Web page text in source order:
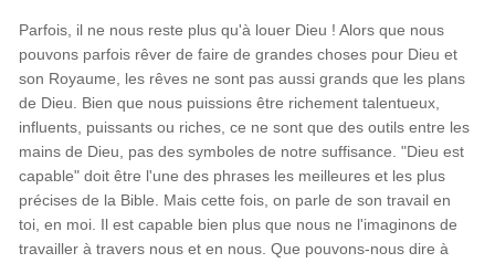
Parfois, il ne nous reste plus qu'à louer Dieu ! Alors que nous
pouvons parfois rêver de faire de grandes choses pour Dieu et
son Royaume, les rêves ne sont pas aussi grands que les plans
de Dieu. Bien que nous puissions être richement talentueux,
influents, puissants ou riches, ce ne sont que des outils entre les
mains de Dieu, pas des symboles de notre suffisance. "Dieu est
capable" doit être l'une des phrases les meilleures et les plus
précises de la Bible. Mais cette fois, on parle de son travail en
toi, en moi. Il est capable bien plus que nous ne l'imaginons de
travailler à travers nous et en nous. Que pouvons-nous dire à